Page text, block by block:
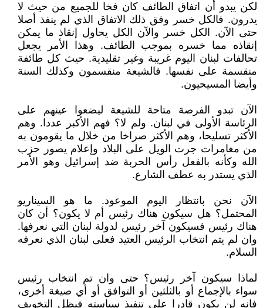
لكن يبدو أن اتفاق الطائف كان فخا للجميع من حيث لا
يدرون. فالكل خسر وفق ذلك الاتفاق الذي لم ينفذ أصلا
حتى الآن. الكل خسر والآن الكل يحاول إنقاذ ما يمكن
إنقاذه مما خسره بموجب الطائف. وهذا الأمر يجعل
تحالفات لبنان اليوم غريبة وغير تقليدية. حيث كل طائفة
منقسمة على نفسها. فالشيعة منقسمون وكذلك السنة
وأيضا المسيحيون.
الآن تبدو الفرصة متاحة للشيعة ليضعوا عينهم على
الرئاسة الأولى في لبنان. ولم لا؟ فهم الأكبر عددا. وهم
الأكثر تسليحا، وهم الأكثر صراخا من خلال ما يقومون به
من مغامرات جرت الويل على البلاد وإعلام يصور حزب
الله وكأنه بالفعل رأس الحربة ضد إسرائيل وهو الأمر
الذي يستدر به عطف الشارع.
الآن نحن بانتظار اليوم الموعود. ما هو السيناريو
المحتمل؟ هل سيكون هناك رئيس أم لا يكون؟ أن كان
هناك رئيس فسيكون آخر رئيس لدولة لبنان التي نعرفها.
وان لم يتم انتخاب الرئيس العتيد فعلى لبنان الذي نعرفه
السلام.
لماذا سيكون آخر رئيس؟ حتى وان تم انتخاب رئيس
سواء بالإجماع أو بالثلثين أو التوافق أو أي صيغة أخرى،
فانه لن يكون قادرا على تنفيذ سياسته فيظل التخويف